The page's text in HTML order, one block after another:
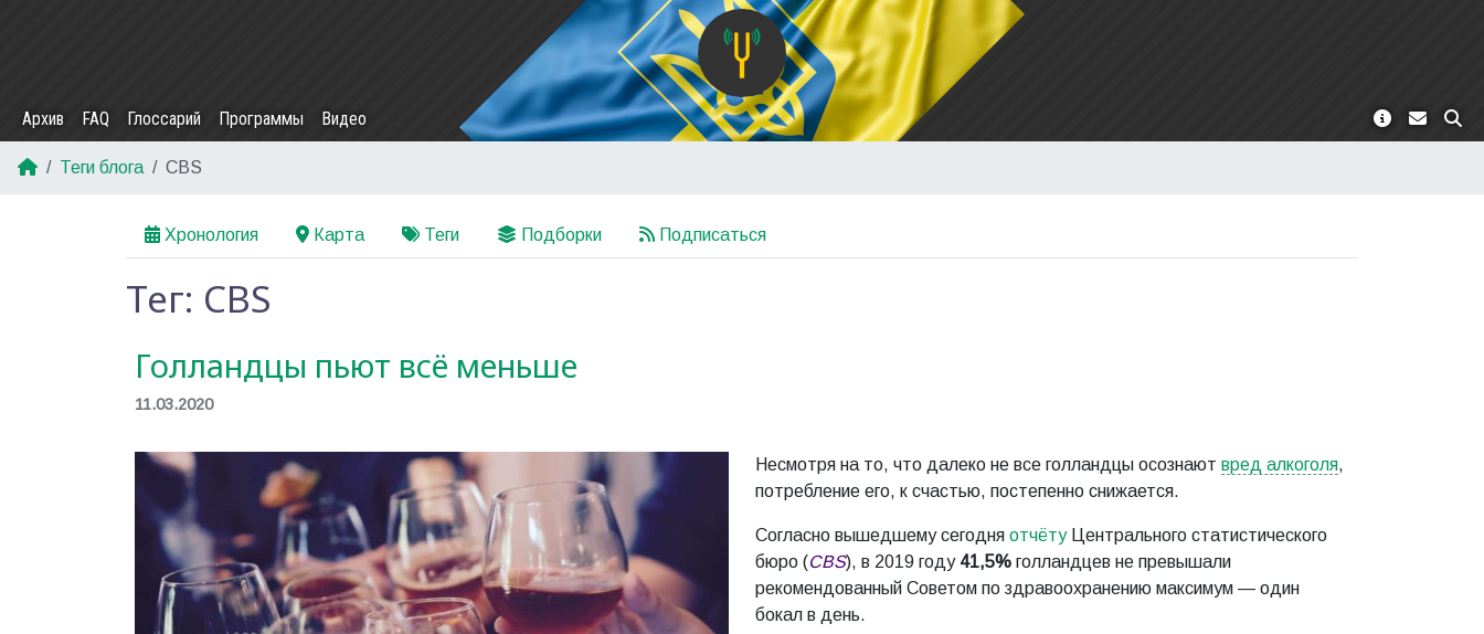
Архив FAQ Глоссарий Программы Видео
Теги блога CBS
Хронология Карта Теги Подборки Подписаться
Тег: CBS
Голландцы пьют всё меньше
11.03.2020
Несмотря на то, что далеко не все голландцы осознают вред алкоголя,
потребление его, к счастью, постепенно снижается.
Согласно вышедшему сегодня отчётуЦентрального статистического
бюро (CBS), в 2019 году 41,5% голландцев не превышали
рекомендованный Советом по здравоохранению максимум — один
бокал в день.